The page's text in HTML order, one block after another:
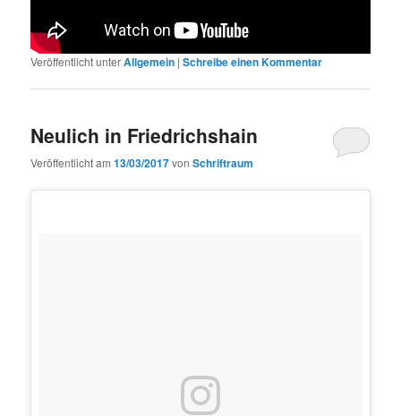
Veröffentlicht unterAllgemein |Schreibe einen Kommentar
Neulich in Friedrichshain
Veröffentlicht am13/03/2017vonSchriftraum